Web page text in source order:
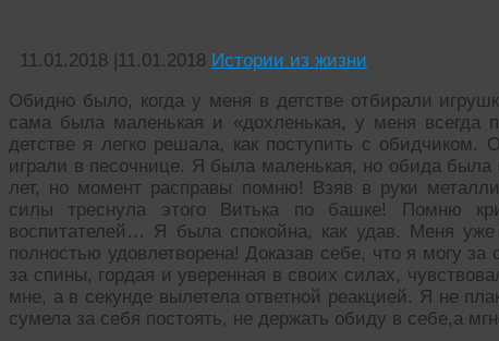
11.01.2018 |11.01.2018 Истории из жизни
Обидно было, когда у меня в детстве отбирали
сама была маленькая и «дохленькая, у меня всегда
детстве я легко решала, как поступить с
играли в песочнице. Я была маленькая, но обида
лет, но момент расправы помню! Взяв в руки
силы треснула этого Витька по башке! Помню
воспитателей… Я была спокойна, как удав. Меня
полностью удовлетворена! Доказав себе, что я могу за
за спины, гордая и уверенная в своих силах,
мне, а в секунде вылетела ответной реакцией. Я не
сумела за себя постоять, не держать обиду в себе,а